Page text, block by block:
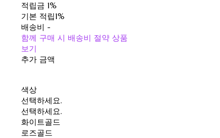
적립금 1%
기본 적립1%
배송비 -
함께 구매 시 배송비 절약 상품
보기
추가 금액
색상
선택하세요.
선택하세요.
화이트골드
로즈골드